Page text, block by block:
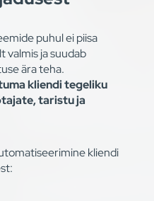
puhul ei piisa
valmis ja suudab
ära teha.
kliendi tegeliku
taristu ja
kliendi